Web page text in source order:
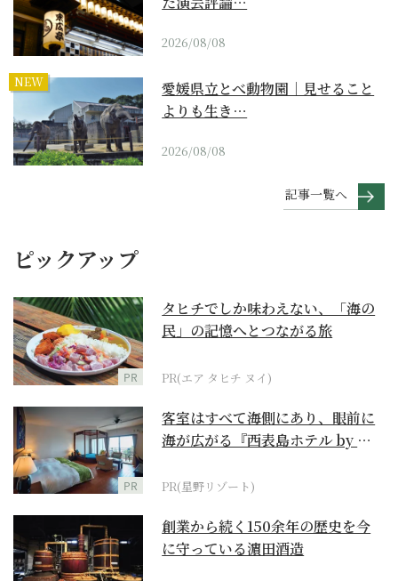
2026/08/08
NEW
愛媛県立とべ動物園｜見せること
よりも生き…
2026/08/08
記事一覧へ
ピックアップ
PR
タヒチでしか味わえない、「海の
民」の記憶へとつながる旅
PR(エア タヒチ ヌイ)
PR
客室はすべて海側にあり、眼前に
海が広がる『西表島ホテル by 星
PR(星野リゾート)
創業から続く150余年の歴史を今
に守っている濵田酒造